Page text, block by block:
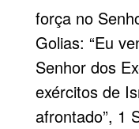
força no
Golias: “Eu
Senhor dos
exércitos de
afrontado”, 1